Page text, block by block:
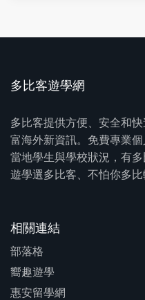
多比客遊學網
多比客提供方便、安全和
富海外新資訊。免費專業
當地學生與學校狀況，有
遊學選多比客、不怕你多比
相關連結
部落格
嚮趣遊學
惠安留學網